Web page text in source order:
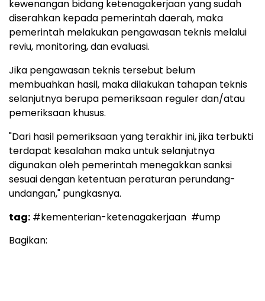
kewenangan bidang ketenagakerjaan yang sudah
diserahkan kepada pemerintah daerah, maka
pemerintah melakukan pengawasan teknis melalui
reviu, monitoring, dan evaluasi.
Jika pengawasan teknis tersebut belum
membuahkan hasil, maka dilakukan tahapan teknis
selanjutnya berupa pemeriksaan reguler dan/atau
pemeriksaan khusus.
"Dari hasil pemeriksaan yang terakhir ini, jika terbukti
terdapat kesalahan maka untuk selanjutnya
digunakan oleh pemerintah menegakkan sanksi
sesuai dengan ketentuan peraturan perundang-
undangan," pungkasnya.
tag: #kementerian-ketenagakerjaan #ump
Bagikan: